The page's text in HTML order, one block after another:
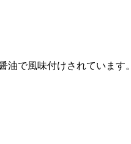
油で風味付けされています。